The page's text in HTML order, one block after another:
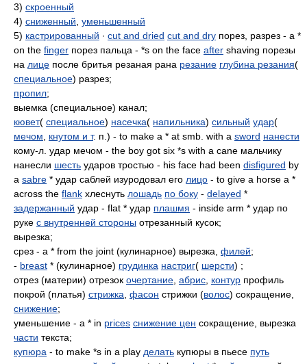
3) скроенный
4) сниженный уменьшенный
5) кастрированный ∙ cut and dried cut and dry порез, разрез - a *
on the finger порез пальца - *s on the face after shaving порезы
на лице после бритья резаная рана резание глубина резания(
специальное) разрез;
пропил;
выемка (специальное) канал;
кювет( специальное) насечка( напильника) сильный удар(
мечом
кнутом и т. п.) - to make a * at smb. with a sword нанести
кому-л. удар мечом - the boy got six *s with a cane мальчику
нанесли шесть ударов тростью - his face had been disfigured by
a sabre * удар саблей изуродовал его лицо - to give a horse a *
across the flank хлеснуть лошадь по боку - delayed *
задержанный удар - flat * удар плашмя - inside arm * удар по
руке с внутренней стороны отрезанный кусок;
вырезка;
срез - a * from the joint (кулинарное) вырезка, филей;
- breast * (кулинарное) грудинка настриг( шерсти) ;
отрез (материи) отрезок очертание абрис контур профиль
покрой (платья) стрижка фасон стрижки (волос) сокращение,
снижение;
уменьшение - a * in prices снижение цен сокращение, вырезка
части текста;
купюра - to make *s in a play делать купюры в пьесе путь